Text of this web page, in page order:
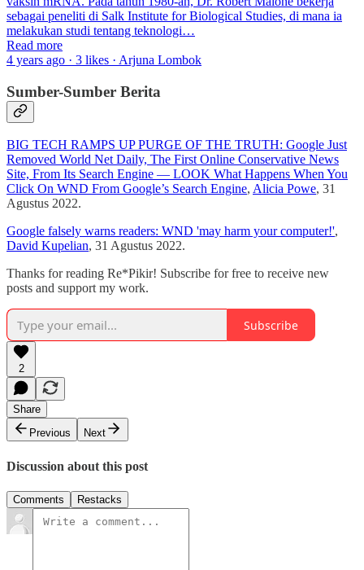
sebagai peneliti di Salk Institute for Biological Studies, di mana ia
melakukan studi tentang teknologi…
Read more
4 years ago · 3 likes · Arjuna Lombok
Sumber-Sumber Berita
BIG TECH RAMPS UP PURGE OF THE TRUTH: Google Just
Removed World Net Daily, The First Online Conservative News
Site, From Its Search Engine — LOOK What Happens When You
Click On WND From Google’s Search Engine, Alicia Powe, 31
Agustus 2022.
Google falsely warns readers: WND 'may harm your computer!',
David Kupelian, 31 Agustus 2022.
Thanks for reading Re*Pikir! Subscribe for free to receive new
posts and support my work.
Subscribe
2
Share
Previous
Next
Discussion about this post
Comments Restacks